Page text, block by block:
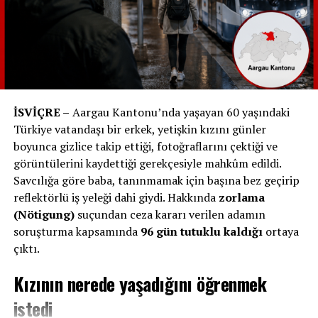
Büyük merdivenlerin geçici olarak kapatılma sebebi,
Ukrayna Parlamento Başkanı Ruslan Stefantschuk ile
yapılan bir fotoğraf çekimiydi. Aeschi ve Graber, tam bu
sırada merdivenlerden inmeye çalıştı ve polis tarafından
durduruldular.
Michael Graber, iki federal polis memuru tarafından
götürülüyor.
Tepkiler
Graber, durumu „tam bir skandal“ olarak nitelendirerek,
„Eğer yabancı parlamenterler İsviçre parlamento
binasında İsviçreli parlamenterlerden daha iyi
korunuyorsa, bu büyük bir skandaldır!“ dedi.
İSVİÇRE – Aargau Kantonu’nda yaşayan 60 yaşındaki
Türkiye vatandaşı bir erkek, yetişkin kızını günler
boyunca gizlice takip ettiği, fotoğraflarını çektiği ve
görüntülerini kaydettiği gerekçesiyle mahkûm edildi.
Savcılığa göre baba, tanınmamak için başına bez geçirip
reflektörlü iş yeleği dahi giydi. Hakkında zorlama
(Nötigung)suçundan ceza kararı verilen adamın
soruşturma kapsamında 96 gün tutuklu kaldığıortaya
çıktı.
Kızının nerede yaşadığını öğrenmek
istedi